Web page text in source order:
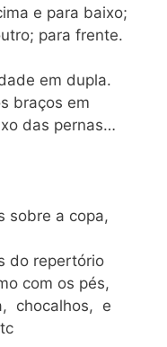
e para baixo;
para frente.
em dupla.
braços em
das pernas…
sobre a copa,
do repertório
com os pés,
chocalhos, e